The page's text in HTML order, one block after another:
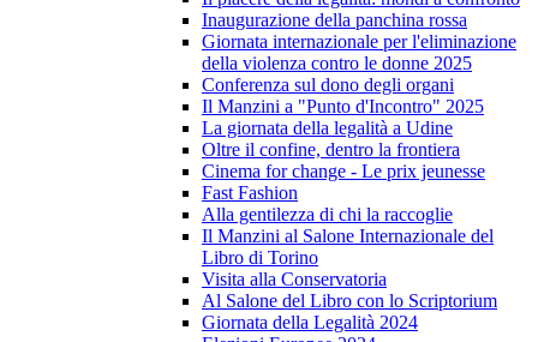
Inaugurazione della panchina rossa
Giornata internazionale per l'eliminazione
della violenza contro le donne 2025
Conferenza sul dono degli organi
Il Manzini a "Punto d'Incontro" 2025
La giornata della legalità a Udine
Oltre il confine, dentro la frontiera
Cinema for change - Le prix jeunesse
Fast Fashion
Alla gentilezza di chi la raccoglie
Il Manzini al Salone Internazionale del
Libro di Torino
Visita alla Conservatoria
Al Salone del Libro con lo Scriptorium
Giornata della Legalità 2024